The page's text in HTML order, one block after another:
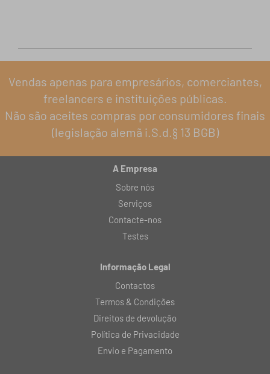
Vendas apenas para empresários, comerciantes,
freelancers e instituições públicas.
Não são aceites compras por consumidores finais
(legislação alemã i.S.d.§ 13 BGB)
A Empresa
Sobre nós
Serviços
Contacte-nos
Testes
Informação Legal
Contactos
Termos & Condições
Direitos de devolução
Política de Privacidade
Envio e Pagamento